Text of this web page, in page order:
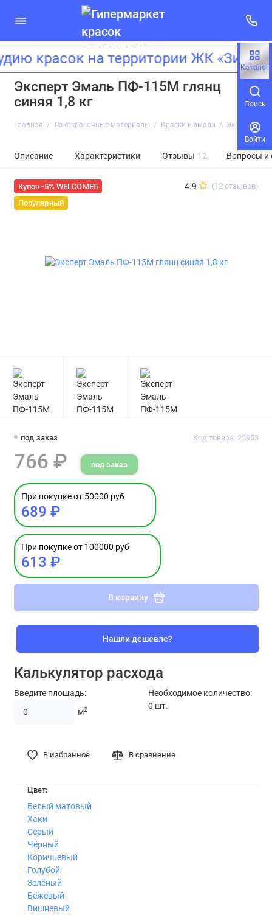
Каталог
Поиск
Войти
красок на территории ЖК
Эксперт Эмаль ПФ-115М глянц
синяя 1,8 кг
Главная Лакокрасочные материалы Краски и эмали Эксперт
Описание Характеристики Отзывы 12 Вопросы и
Купон -5% WELCOME5
Популярный
4.9 (12 отзывов)
под заказ Код товара: 25953
766 ₽ под заказ
При покупке от 50000 руб
689 ₽
При покупке от 100000 руб
613 ₽
В корзину
Нашли дешевле?
Калькулятор расхода
Введите площадь:
м2
Необходимое количество:
0 шт.
В избранное В сравнение
Цвет:
Белый матовый
Хаки
Серый
Чёрный
Коричневый
Голубой
Зелёный
Бежевый
Вишневый